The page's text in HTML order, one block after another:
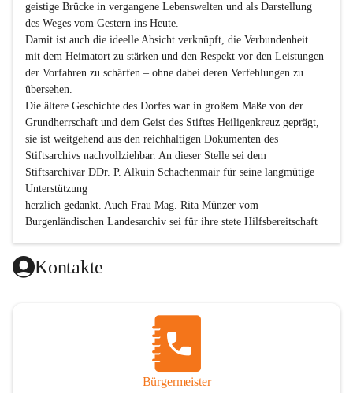
geistige Brücke in vergangene Lebenswelten und als Darstellung
des Weges vom Gestern ins Heute.
Damit ist auch die ideelle Absicht verknüpft, die Verbundenheit
mit dem Heimatort zu stärken und den Respekt vor den Leistungen
der Vorfahren zu schärfen – ohne dabei deren Verfehlungen zu
übersehen.
Die ältere Geschichte des Dorfes war in großem Maße von der
Grundherrschaft und dem Geist des Stiftes Heiligenkreuz geprägt,
sie ist weitgehend aus den reichhaltigen Dokumenten des
Stiftsarchivs nachvollziehbar. An dieser Stelle sei dem
Stiftsarchivar DDr. P. Alkuin Schachenmair für seine langmütige
Unterstützung
herzlich gedankt. Auch Frau Mag. Rita Münzer vom
Burgenländischen Landesarchiv sei für ihre stete Hilfsbereitschaft
Dank gilt den Textautoren dieser Chronik, dem kleinen
Redaktionsteam, für die gute Zusammenarbeit.
gedankt werden, die durch ihre Erinnerungen, Informationen und
durch das Überlassen von Fotos und Dokumenten zum Gesamtbild
dieses Buches wesentlich beigetragen haben.
Der Zeitdruck war enorm, um das Werk auch zeitgerecht für das
Kontakte
Bürgermeister